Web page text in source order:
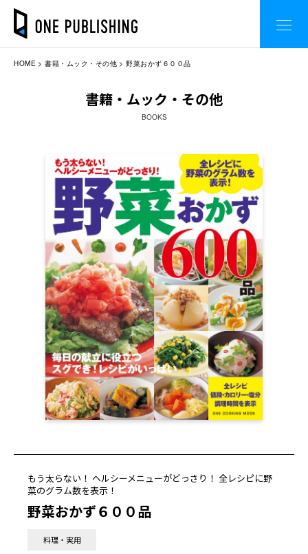
HOME 書籍・ムック・その他 野菜おかず６００品
書籍・ムック・その他
BOOKS
もう太らない！ ヘルシーメニューがどっさり！ 全レシピに野
菜のグラム数を表示！
野菜おかず６００品
料理・実用